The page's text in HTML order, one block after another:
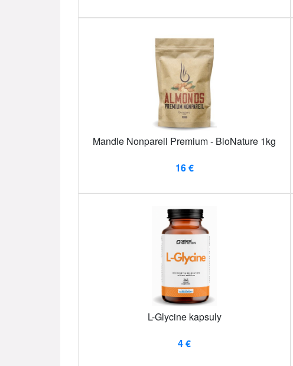
Mandle Nonpareil Premium - BioNature 1kg
16 €
L-Glycine kapsuly
4 €